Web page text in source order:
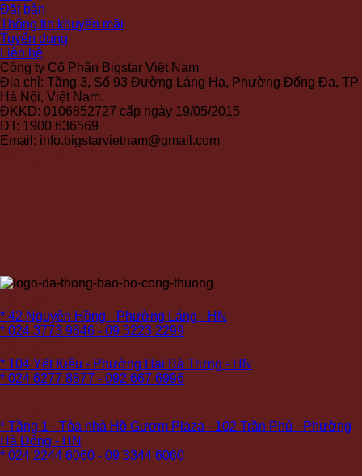
Đặt bàn
Thông tin khuyến mãi
Tuyển dụng
Liên hệ
Công ty Cổ Phần Bigstar Việt Nam
Địa chỉ: Tầng 3, Số 93 Đường Láng Hạ, Phường Đống Đa, TP
Hà Nội, Việt Nam.
ĐKKD: 0106852727 cấp ngày 19/05/2015
ĐT: 1900 636569
Email: info.bigstarvietnam@gmail.com
* 42 Nguyên Hồng - Phường Láng - HN
* 024 3773 9846 - 09 3223 2299
* 104 Yết Kiêu - Phường Hai Bà Trưng - HN
* 024 6277 8877 - 092 667 6996
* Tầng 1 - Tòa nhà Hồ Gươm Plaza - 102 Trần Phú - Phường
Hà Đông - HN
* 024 2244 6060 - 09 3344 6060